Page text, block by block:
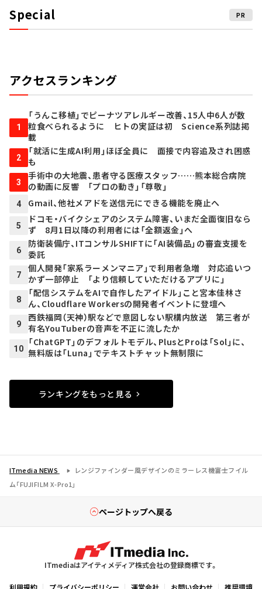
Special PR
アクセスランキング
1
「うんこ移植」でピーナツアレルギー改善、15人中6人が数
粒食べられるように ヒトの実証は初 Science系列誌掲
載
2
「就活に生成AI利用」ほぼ全員に 面接で内容追及され困惑
も
3
手術中の大地震、患者守る医療スタッフ……熊本総合病院
の動画に反響 「プロの動き」「尊敬」
4 Gmail、他社メアドを送信元にできる機能を廃止へ
5
ドコモ・バイクシェアのシステム障害、いまだ全面復旧なら
ず 8月1日以降の利用者には「全額返金」へ
6
防衛装備庁、ITコンサルSHIFTに「AI装備品」の審査支援を
委託
7
個人開発「家系ラーメンマニア」で利用者急増 対応追いつ
かず一部停止 「より信頼していただけるアプリに」
8
「配信システムをAIで自作したアイドル」こと宮本佳林さ
ん、Cloudflare Workersの開発者イベントに登壇へ
9
西鉄福岡（天神）駅などで意図しない駅構内放送 第三者が
有名YouTuberの音声を不正に流したか
10
「ChatGPT」のデフォルトモデル、PlusとProは「Sol」に、
無料版は「Luna」でテキストチャット無制限に
ランキングをもっと見る
ITmedia NEWS
レンジファインダー風デザインのミラーレス機――富士フイル
ム「FUJIFILM X-Pro1」
ページトップへ戻る
ITmediaはアイティメディア株式会社の登録商標です。
利用規約 プライバシーポリシー 運営会社 お問い合わせ 推奨環境